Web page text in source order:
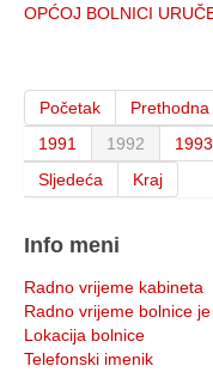
OPĆOJ BOLNICI
Početak
Prethodna
1991
1992 1993
Sljedeća
Kraj
Info meni
Radno vrijeme kabineta
Radno vrijeme bolnice
Lokacija bolnice
Telefonski imenik